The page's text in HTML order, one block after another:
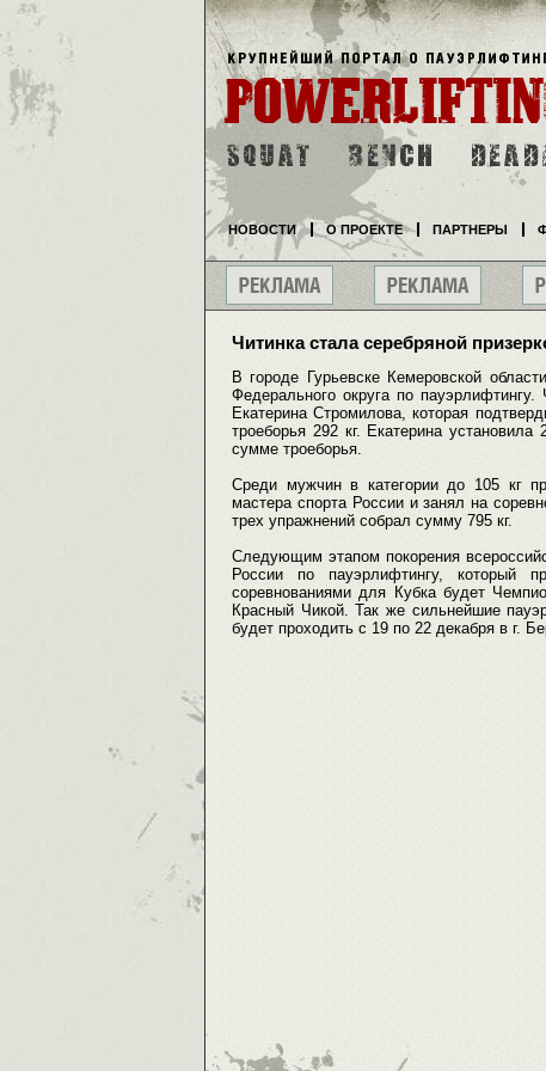
Читинка стала серебряной
В городе Гурьевске Кемеровской
Федерального округа по
Екатерина Стромилова, которая
троеборья 292 кг. Екатерина
сумме троеборья.
Среди мужчин в категории до 105 кг
мастера спорта России и занял на
трех упражнений собрал сумму 795 кг.
Следующим этапом покорения
России по пауэрлифтингу,
соревнованиями для Кубка будет
Красный Чикой. Так же сильнейшие
будет проходить с 19 по 22 декабря в г.
НОВОСТИ О ПРОЕКТЕ ПАРТНЕРЫ